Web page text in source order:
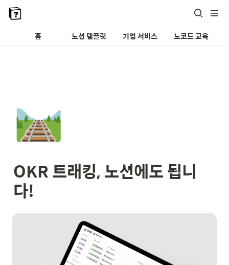
홈 노션 템플릿 기업 서비스 노코드 교육
🛤️
OKR 트래킹, 노션에도 됩니
다!